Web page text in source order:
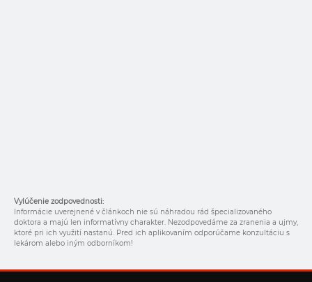
Vylúčenie zodpovednosti:
Informácie uverejnené v článkoch nie sú náhradou rád špecializovaného
doktora a majú len informatívny charakter. Nezodpovedáme za zranenia a ujmy,
ktoré pri ich využití nastanú. Pred ich aplikovaním odporúčame konzultáciu s
lekárom alebo iným odborníkom!